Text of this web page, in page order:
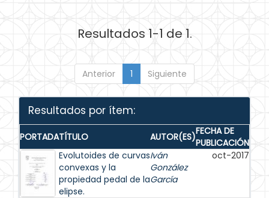
Resultados 1-1 de 1.
Anterior 1 Siguiente
Resultados por ítem:
PORTADATÍTULO AUTOR(ES)FECHA DE
PUBLICACIÓN
Evolutoides de curvas
convexas y la
propiedad pedal de la
elipse.
Iván
González
García
oct-2017